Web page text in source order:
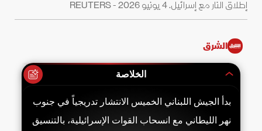
إطلاق النار مع إسرائيل. 4 يونيو 2026 - REUTERS
الشرق
الخلاصة
بدأ الجيش اللبناني الخميس الانتشار تدريجياً في جنوب
نهر الليطاني مع انسحاب القوات الإسرائيلية، بالتنسيق